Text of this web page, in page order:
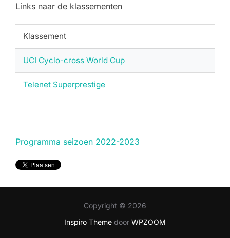
Links naar de klassementen
Klassement
UCI Cyclo-cross World Cup
Telenet Superprestige
Programma seizoen 2022-2023
Copyright © 2026
Inspiro Theme door WPZOOM